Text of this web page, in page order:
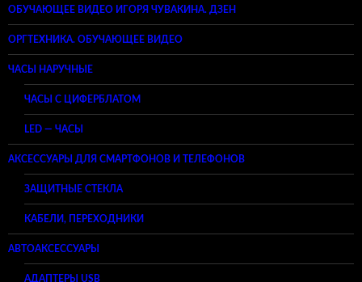
ОБУЧАЮЩЕЕ ВИДЕО ИГОРЯ ЧУВАКИНА. ДЗЕН
ОРГТЕХНИКА. ОБУЧАЮЩЕЕ ВИДЕО
ЧАСЫ НАРУЧНЫЕ
ЧАСЫ С ЦИФЕРБЛАТОМ
LED — ЧАСЫ
АКСЕССУАРЫ ДЛЯ СМАРТФОНОВ И ТЕЛЕФОНОВ
ЗАЩИТНЫЕ СТЕКЛА
КАБЕЛИ, ПЕРЕХОДНИКИ
АВТОАКСЕССУАРЫ
АДАПТЕРЫ USB